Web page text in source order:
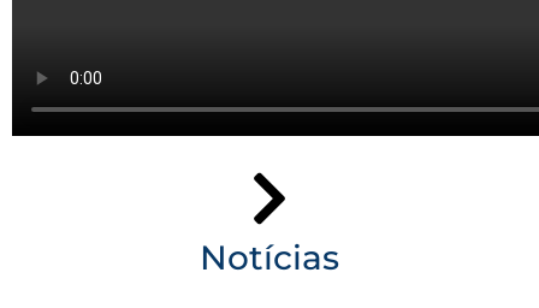
Notícias